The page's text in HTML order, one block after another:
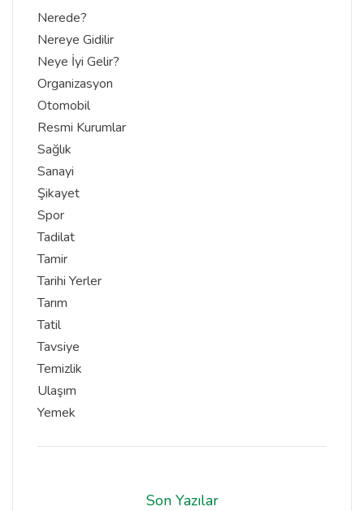
Nerede?
Nereye Gidilir
Neye İyi Gelir?
Organizasyon
Otomobil
Resmi Kurumlar
Sağlık
Sanayi
Şikayet
Spor
Tadilat
Tamir
Tarihi Yerler
Tarım
Tatil
Tavsiye
Temizlik
Ulaşım
Yemek
Son Yazılar